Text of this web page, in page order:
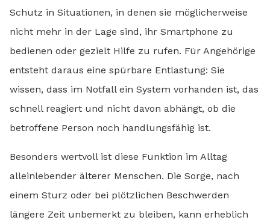
Schutz in Situationen, in denen sie möglicherweise
nicht mehr in der Lage sind, ihr Smartphone zu
bedienen oder gezielt Hilfe zu rufen. Für Angehörige
entsteht daraus eine spürbare Entlastung: Sie
wissen, dass im Notfall ein System vorhanden ist, das
schnell reagiert und nicht davon abhängt, ob die
betroffene Person noch handlungsfähig ist.
Besonders wertvoll ist diese Funktion im Alltag
alleinlebender älterer Menschen. Die Sorge, nach
einem Sturz oder bei plötzlichen Beschwerden
längere Zeit unbemerkt zu bleiben, kann erheblich